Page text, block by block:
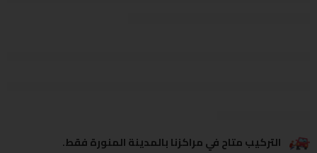
التركيب متاح في مراكزنا بالمدينة المنورة فقط.